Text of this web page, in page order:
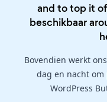
and to top it
beschikbaar
Bovendien werkt
dag en nacht om
WordPress